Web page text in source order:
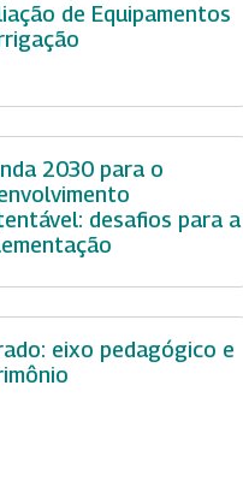
de Equipamentos
2030 para o
desafios para a
eixo pedagógico e